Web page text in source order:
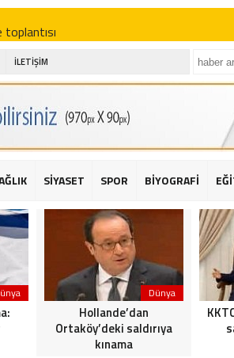
etti
düzenlenecek
Camii’nde silahlı saldırı: 2 yaralı
ilişkin açıklama
İLETİŞİM
SİYASET SPOR BİYOGRAFİ
Dünya
Hollande’dan
Ortaköy’deki saldırıya
kınama